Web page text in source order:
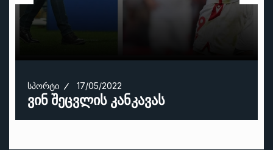
ᲡᲞᲝᲠᲢᲘ 17/05/2022
ვინ შეცვლის კანკავას